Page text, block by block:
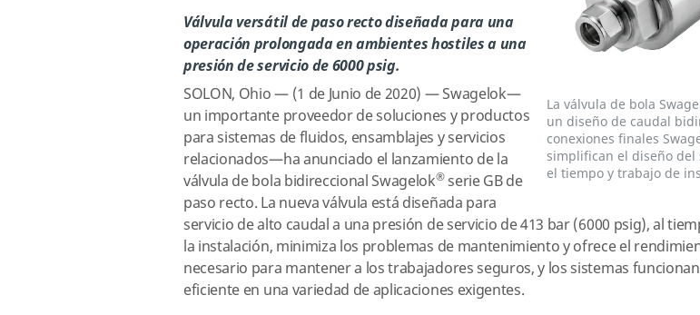
La válvula de bola
un diseño de caudal
conexiones finales
simplifican el diseño del
el tiempo y trabajo de
Válvula versátil de paso recto diseñada para una
operación prolongada en ambientes hostiles a una
presión de servicio de 6000 psig.
SOLON, Ohio — (1 de Junio de 2020) — Swagelok—
un importante proveedor de soluciones y productos
para sistemas de fluidos, ensamblajes y servicios
relacionados—ha anunciado el lanzamiento de la
válvula de bola bidireccional Swagelok®serie GB de
paso recto. La nueva válvula está diseñada para
servicio de alto caudal a una presión de servicio de 413 bar (6000 psig), al
la instalación, minimiza los problemas de mantenimiento y ofrece el
necesario para mantener a los trabajadores seguros, y los sistemas
eficiente en una variedad de aplicaciones exigentes.